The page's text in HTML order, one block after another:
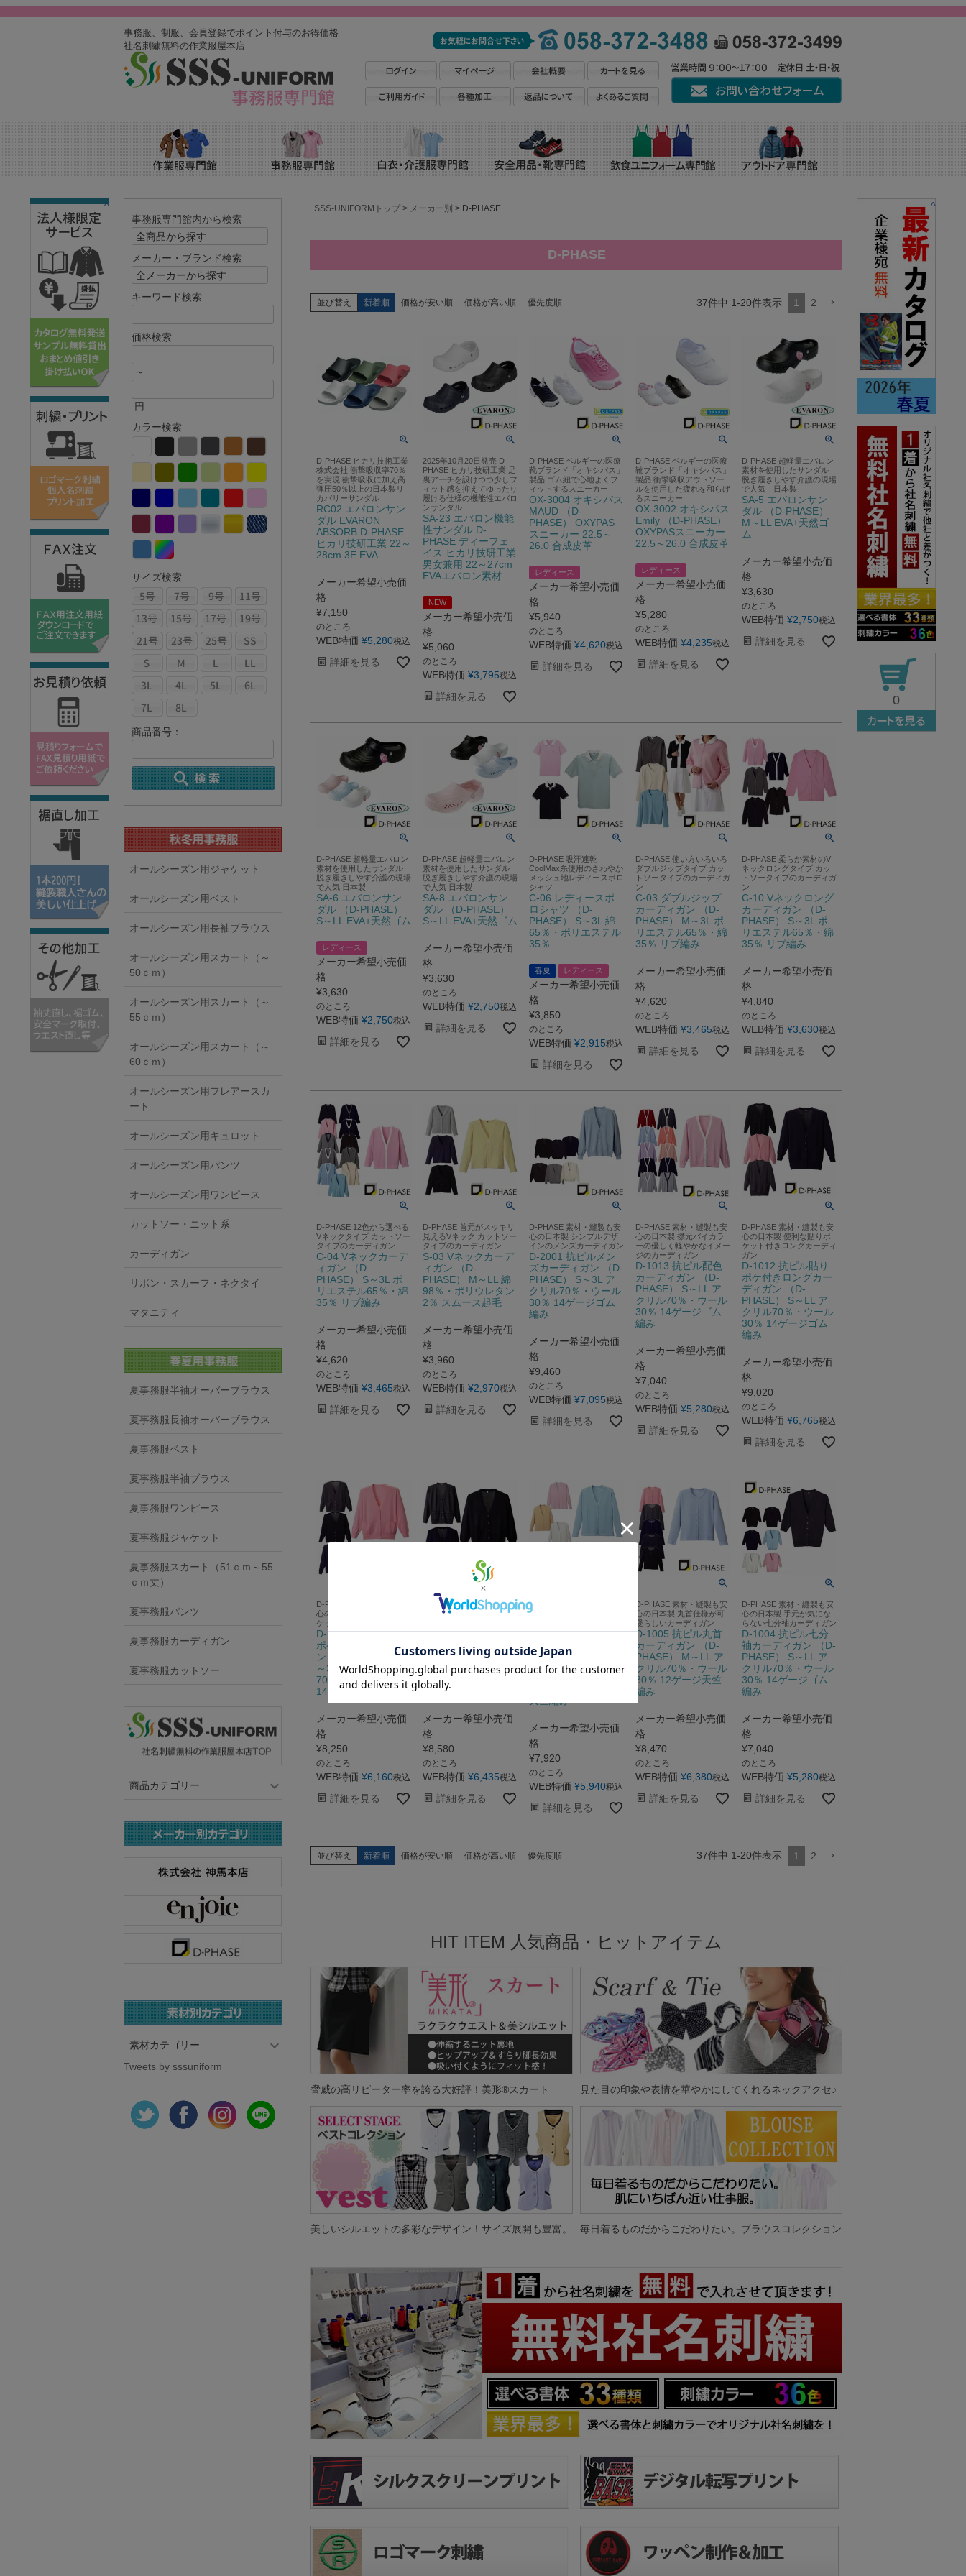
事務服、制服、会員登録でポイント付与のお得価格
社名刺繍無料の作業服屋本店
^
事務服専門館内から検索
メーカー・ブランド検索
キーワード検索
価格検索
～
円
カラー検索
サイズ検索
商品番号：
オールシーズン用ジャケット
オールシーズン用ベスト
オールシーズン用長袖ブラウス
オールシーズン用スカート（～
50ｃｍ）
オールシーズン用スカート（～
55ｃｍ）
オールシーズン用スカート（～
60ｃｍ）
オールシーズン用フレアースカ
ート
オールシーズン用キュロット
オールシーズン用パンツ
オールシーズン用ワンピース
カットソー・ニット系
カーディガン
リボン・スカーフ・ネクタイ
マタニティ
夏事務服半袖オーバーブラウス
夏事務服長袖オーバーブラウス
夏事務服ベスト
夏事務服半袖ブラウス
夏事務服ワンピース
夏事務服ジャケット
夏事務服スカート（51ｃｍ～55
ｃｍ丈）
夏事務服パンツ
夏事務服カーディガン
夏事務服カットソー
商品カテゴリー
素材カテゴリー
Tweets by sssuniform
SSS-UNIFORMトップ メーカー別 D-PHASE
D-PHASE
並び替え 新着順 価格が安い順 価格が高い順 優先度順 37件中 1-20件表示 1 2
D-PHASE ヒカリ技術工業
株式会社 衝撃吸収率70％
を実現 衝撃吸収に加え高
弾圧50％以上の日本製リ
カバリーサンダル
RC02 エバロンサン
ダル EVARON
ABSORB D-PHASE
ヒカリ技研工業 22～
28cm 3E EVA
メーカー希望小売価
格
¥7,150
のところ
WEB特価 ¥5,280税込
詳細を見る
2025年10月20日発売 D-
PHASE ヒカリ技研工業 足
裏アーチを設けつつ少しフ
ィット感を抑えてゆったり
履ける仕様の機能性エバロ
ンサンダル
SA-23 エバロン機能
性サンダル D-
PHASE ディーフェ
イス ヒカリ技研工業
男女兼用 22～27cm
EVAエバロン素材
NEW
メーカー希望小売価
格
¥5,060
のところ
WEB特価 ¥3,795税込
詳細を見る
D-PHASE ベルギーの医療
靴ブランド「オキシパス」
製品 ゴム紐で心地よくフ
ィットするスニーカー
OX-3004 オキシパス
MAUD （D-
PHASE） OXYPAS
スニーカー 22.5～
26.0 合成皮革
レディース
メーカー希望小売価
格
¥5,940
のところ
WEB特価 ¥4,620税込
詳細を見る
D-PHASE ベルギーの医療
靴ブランド「オキシパス」
製品 衝撃吸収アウトソー
ルを使用した疲れを和らげ
るスニーカー
OX-3002 オキシパス
Emily （D-PHASE）
OXYPASスニーカー
22.5～26.0 合成皮革
レディース
メーカー希望小売価
格
¥5,280
のところ
WEB特価 ¥4,235税込
詳細を見る
D-PHASE 超軽量エバロン
素材を使用したサンダル
脱ぎ履きしやす介護の現場
で人気 日本製
SA-5 エバロンサン
ダル （D-PHASE）
M～LL EVA+天然ゴ
ム
メーカー希望小売価
格
¥3,630
のところ
WEB特価 ¥2,750税込
詳細を見る
D-PHASE 超軽量エバロン
素材を使用したサンダル
脱ぎ履きしやす介護の現場
で人気 日本製
SA-6 エバロンサン
ダル （D-PHASE）
S～LL EVA+天然ゴム
レディース
メーカー希望小売価
格
¥3,630
のところ
WEB特価 ¥2,750税込
詳細を見る
D-PHASE 超軽量エバロン
素材を使用したサンダル
脱ぎ履きしやす介護の現場
で人気 日本製
SA-8 エバロンサン
ダル （D-PHASE）
S～LL EVA+天然ゴム
メーカー希望小売価
格
¥3,630
のところ
WEB特価 ¥2,750税込
詳細を見る
D-PHASE 吸汗速乾
CoolMax糸使用のさわやか
メッシュ地レディースポロ
シャツ
C-06 レディースポ
ロシャツ （D-
PHASE） S～3L 綿
65％・ポリエステル
35％
春夏 レディース
メーカー希望小売価
格
¥3,850
のところ
WEB特価 ¥2,915税込
詳細を見る
D-PHASE 使い方いろいろ
ダブルジップタイプ カッ
トソータイプのカーディガ
ン
C-03 ダブルジップ
カーディガン （D-
PHASE） M～3L ポ
リエステル65％・綿
35％ リブ編み
メーカー希望小売価
格
¥4,620
のところ
WEB特価 ¥3,465税込
詳細を見る
D-PHASE 柔らか素材のV
ネックロングタイプ カッ
トソータイプのカーディガ
ン
C-10 Vネックロング
カーディガン （D-
PHASE） S～3L ポ
リエステル65％・綿
35％ リブ編み
メーカー希望小売価
格
¥4,840
のところ
WEB特価 ¥3,630税込
詳細を見る
D-PHASE 12色から選べる
Vネックタイプ カットソー
タイプのカーディガン
C-04 Vネックカーデ
ィガン （D-
PHASE） S～3L ポ
リエステル65％・綿
35％ リブ編み
メーカー希望小売価
格
¥4,620
のところ
WEB特価 ¥3,465税込
詳細を見る
D-PHASE 首元がスッキリ
見えるVネック カットソー
タイプのカーディガン
S-03 Vネックカーデ
ィガン （D-
PHASE） M～LL 綿
98％・ポリウレタン
2％ スムース起毛
メーカー希望小売価
格
¥3,960
のところ
WEB特価 ¥2,970税込
詳細を見る
D-PHASE 素材・縫製も安
心の日本製 シンプルデザ
インのメンズカーディガン
D-2001 抗ピルメン
ズカーディガン （D-
PHASE） S～3L ア
クリル70％・ウール
30％ 14ゲージゴム
編み
メーカー希望小売価
格
¥9,460
のところ
WEB特価 ¥7,095税込
詳細を見る
D-PHASE 素材・縫製も安
心の日本製 襟元バイカラ
ーの優しく軽やかなイメー
ジのカーディガン
D-1013 抗ピル配色
カーディガン （D-
PHASE） S～LL ア
クリル70％・ウール
30％ 14ゲージゴム
編み
メーカー希望小売価
格
¥7,040
のところ
WEB特価 ¥5,280税込
詳細を見る
D-PHASE 素材・縫製も安
心の日本製 便利な貼りポ
ケット付きロングカーディ
ガン
D-1012 抗ピル貼り
ポケ付きロングカー
ディガン （D-
PHASE） S～LL ア
クリル70％・ウール
30％ 14ゲージゴム
編み
メーカー希望小売価
格
¥9,020
のところ
WEB特価 ¥6,765税込
詳細を見る
D-PHASE 素材・縫製も安
心の日本製 便利な貼りポ
ケット付きカーディガン
D-1011 抗ピル貼り
ポケ付きカーディガ
ン （D-PHASE） S
～3L アクリル
70％・ウール30％
14ゲージゴム編み
メーカー希望小売価
格
¥8,250
のところ
WEB特価 ¥6,160税込
詳細を見る
D-PHASE 素材・縫製も安
心の日本製 便利なポケッ
D-1010 抗ピルポケ
ット付カーディガン
（D-PHASE） M～
LL アクリル70％・
ウール30％ 12ゲー
ジ天竺編み
メーカー希望小売価
格
¥8,580
のところ
WEB特価 ¥6,435税込
詳細を見る
D-PHASE 素材・縫製も安
心の日本製 淡い配色と優
ィガン
編サマーカーディガ
ン （D-PHASE） M
～3L 綿50％・アク
メーカー希望小売価
格
¥7,920
のところ
WEB特価 ¥5,940税込
詳細を見る
D-PHASE 素材・縫製も安
心の日本製 丸首仕様が可
愛らしいカーディガン
D-1005 抗ピル丸首
カーディガン （D-
PHASE） M～LL ア
クリル70％・ウール
30％ 12ゲージ天竺
編み
メーカー希望小売価
格
¥8,470
のところ
WEB特価 ¥6,380税込
詳細を見る
D-PHASE 素材・縫製も安
心の日本製 手元が気にな
らない七分袖カーディガン
D-1004 抗ピル七分
袖カーディガン （D-
PHASE） S～LL ア
クリル70％・ウール
30％ 14ゲージゴム
編み
メーカー希望小売価
格
¥7,040
のところ
WEB特価 ¥5,280税込
詳細を見る
並び替え 新着順 価格が安い順 価格が高い順 優先度順 37件中 1-20件表示 1 2
HIT ITEM 人気商品・ヒットアイテム
脅威の高リピーター率を誇る大好評！美形®スカート 見た目の印象や表情を華やかにしてくれるネックアクセ♪
美しいシルエットの多彩なデザイン！サイズ展開も豊富。 毎日着るものだからこだわりたい。ブラウスコレクション
0
^